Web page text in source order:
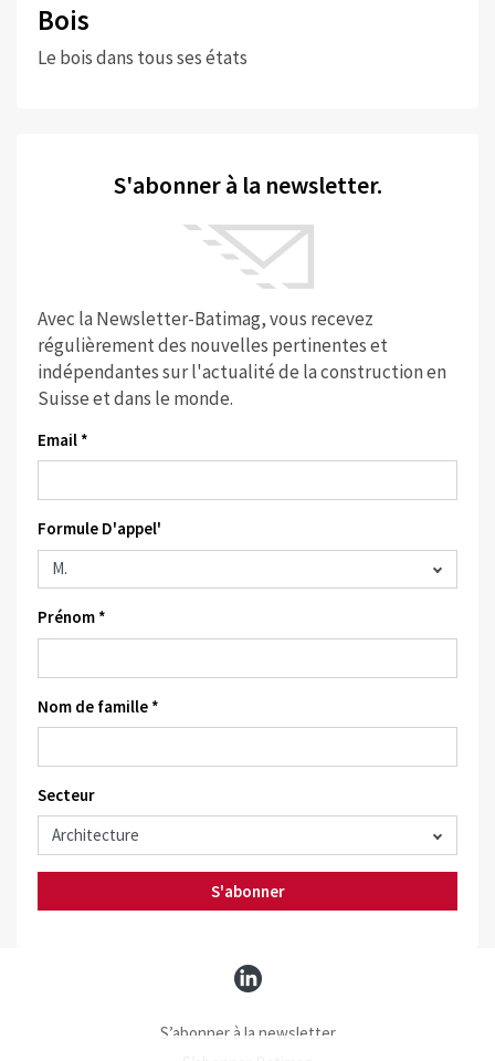
Bois
Le bois dans tous ses états
S'abonner à la newsletter.
Avec la Newsletter-Batimag, vous recevez
régulièrement des nouvelles pertinentes et
indépendantes sur l'actualité de la construction en
Suisse et dans le monde.
Email *
Formule D'appel'
Prénom *
Nom de famille *
Secteur
S'abonner
S’abonner à la newsletter